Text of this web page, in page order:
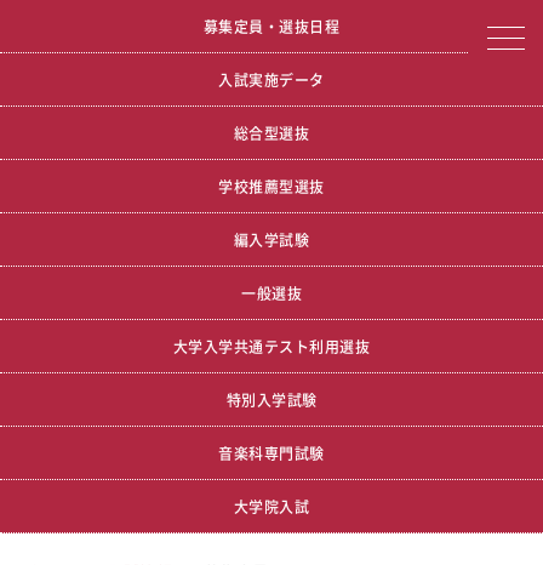
募集定員・選抜日程
入試実施データ
総合型選抜
学校推薦型選抜
編入学試験
一般選抜
大学入学共通テスト利用選抜
特別入学試験
音楽科専門試験
大学院入試